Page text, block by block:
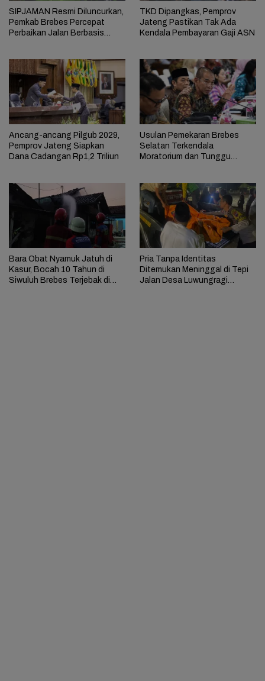
SIPJAMAN Resmi Diluncurkan,
Pemkab Brebes Percepat
Perbaikan Jalan Berbasis
TKD Dipangkas, Pemprov
Jateng Pastikan Tak Ada
Kendala Pembayaran Gaji ASN
Ancang-ancang Pilgub 2029,
Pemprov Jateng Siapkan
Dana Cadangan Rp1,2 Triliun
Usulan Pemekaran Brebes
Selatan Terkendala
Moratorium dan Tunggu
Bara Obat Nyamuk Jatuh di
Kasur, Bocah 10 Tahun di
Siwuluh Brebes Terjebak di
Pria Tanpa Identitas
Ditemukan Meninggal di Tepi
Jalan Desa Luwungragi